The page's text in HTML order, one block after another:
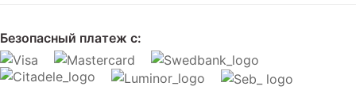
Безопасный платеж с: